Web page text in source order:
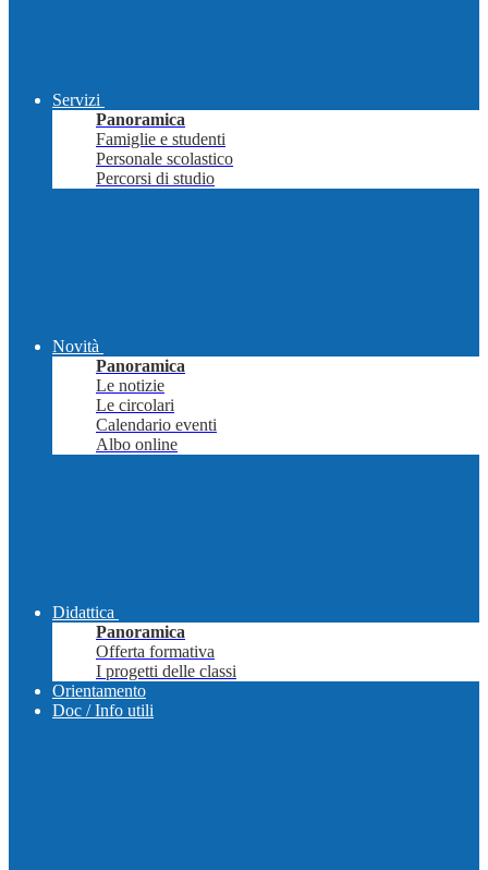
Servizi
Panoramica
Famiglie e studenti
Personale scolastico
Percorsi di studio
Novità
Panoramica
Le notizie
Le circolari
Calendario eventi
Albo online
Didattica
Panoramica
Offerta formativa
I progetti delle classi
Orientamento
Doc / Info utili